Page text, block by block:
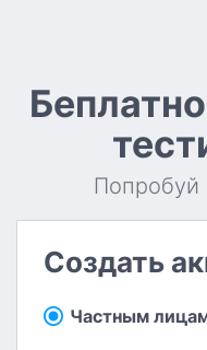
Попробуй
Создать
Частным